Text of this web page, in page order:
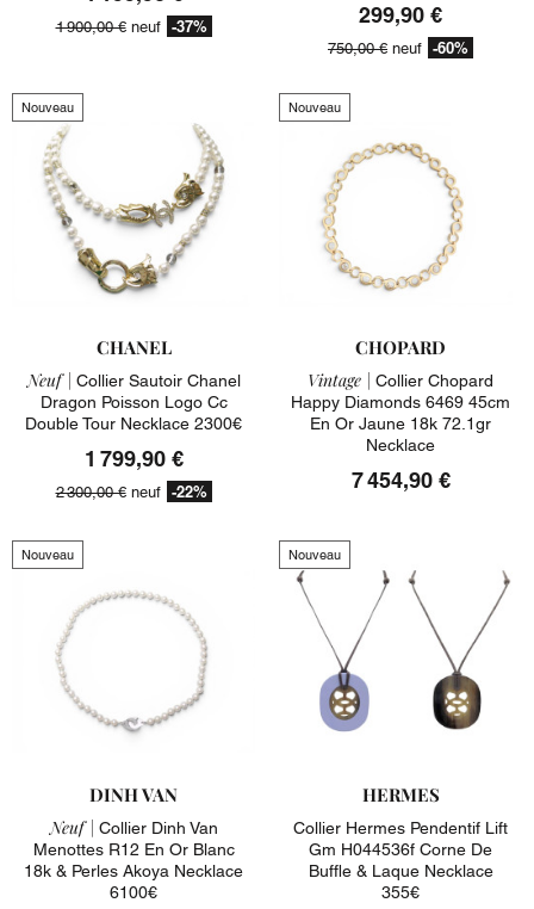
1 900,00 €neuf -37% 299,90 €
750,00 € neuf -60%
Nouveau
CHANEL
Neuf | Collier Sautoir Chanel
Dragon Poisson Logo Cc
Double Tour Necklace 2300€
1 799,90 €
2 300,00 €neuf -22%
Nouveau
CHOPARD
Vintage | Collier Chopard
Happy Diamonds 6469 45cm
En Or Jaune 18k 72.1gr
Necklace
7 454,90 €
Nouveau
DINH VAN
Neuf | Collier Dinh Van
Menottes R12 En Or Blanc
18k & Perles Akoya Necklace
6100€
Nouveau
HERMES
Collier Hermes Pendentif Lift
Gm H044536f Corne De
Buffle & Laque Necklace
355€